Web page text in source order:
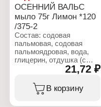
Вес: 75 г
ОСЕННИЙ ВАЛЬС
мыло 75г Лимон *120
/375-2
Состав: содовая
пальмовая, содовая
пальмоядровая, вода,
глицерин, отдушка (с
цитрусовым ароматом
лимона), стабилизатор,
пластификатор,
отбеливающие
21,72 ₽
В корзину